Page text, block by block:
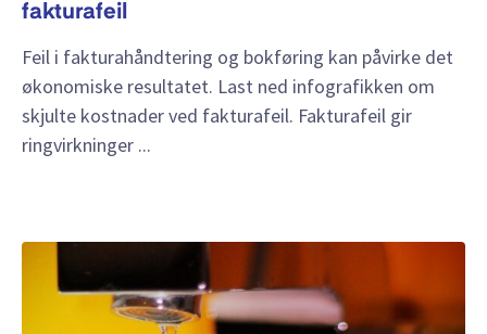
fakturafeil
Feil i fakturahåndtering og bokføring kan påvirke det
økonomiske resultatet. Last ned infografikken om
skjulte kostnader ved fakturafeil. Fakturafeil gir
ringvirkninger ...